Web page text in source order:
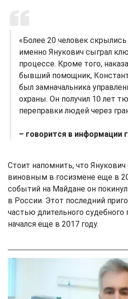
«Более 20 человек
именно Янукович сыграл
процессе. Кроме того,
бывший помощник,
был замначальника
охраны. Он получил 10 лет
переправки людей через
– говорится в информации
Стоит напомнить, что
виновным в госизмене еще в
событий на Майдане он
в России. Этот последний
частью длительного
начался еще в 2017 году.